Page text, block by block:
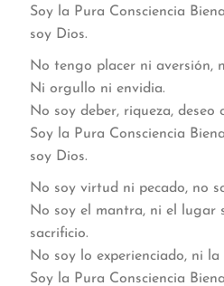
Soy la Pura Consciencia
soy Dios.
No tengo placer ni aversión,
Ni orgullo ni envidia.
No soy deber, riqueza, deseo
Soy la Pura Consciencia
soy Dios.
No soy virtud ni pecado, no
No soy el mantra, ni el lugar
sacrificio.
No soy lo experienciado, ni la
Soy la Pura Consciencia